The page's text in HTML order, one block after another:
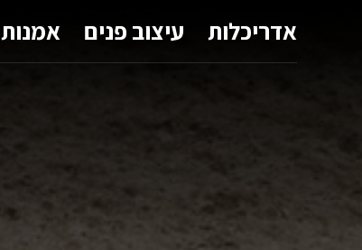
אדריכלות עיצוב פנים אמנות